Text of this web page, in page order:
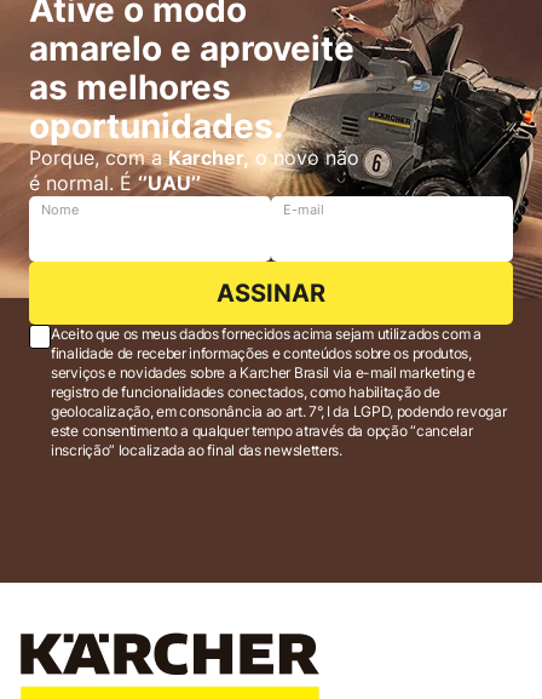
Ative o modo
amarelo e aproveite
as melhores
oportunidades.
Porque, com aKarcher, o novo não
é normal. É‘’UAU’’
Nome E-mail
ASSINAR
Aceito que os meus dados fornecidos acima sejam utilizados com a
finalidade de receber informações e conteúdos sobre os produtos,
serviços e novidades sobre a Karcher Brasil via e-mail marketing e
registro de funcionalidades conectados, como habilitação de
geolocalização, em consonância ao art. 7°, I da LGPD, podendo revogar
este consentimento a qualquer tempo através da opção “cancelar
inscrição” localizada ao final das newsletters.